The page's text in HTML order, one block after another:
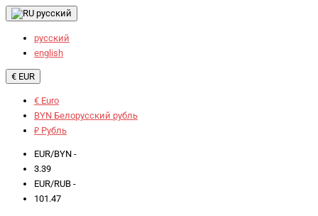
русский
русский
english
€ EUR
€ Euro
BYN Белорусский рубль
₽ Рубль
EUR/BYN -
3.39
EUR/RUB -
101.47